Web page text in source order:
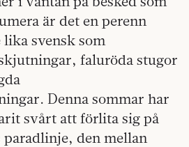
är det en perenn
svensk som
faluröda stugor
Denna sommar har
svårt att förlita sig på
paradlinje, den mellan